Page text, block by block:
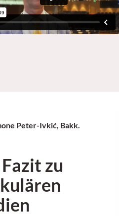
Peter-Ivkić, Bakk.
zu